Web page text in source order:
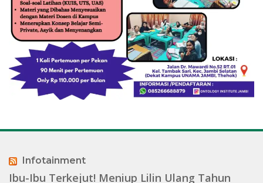
Infotainment
Ibu-Ibu Terkejut! Meniup Lilin Ulang Tahun